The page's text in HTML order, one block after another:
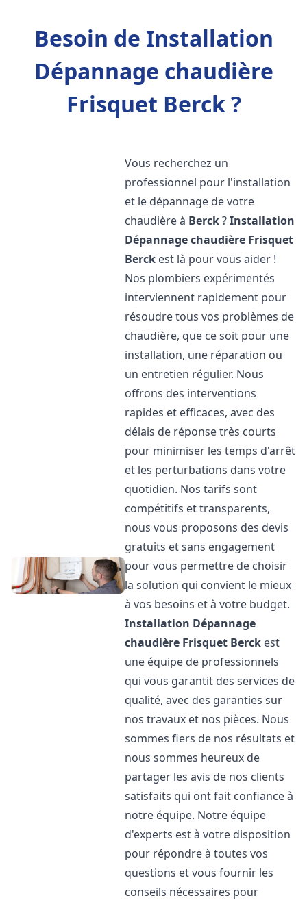
Besoin de Installation
Dépannage chaudière
Frisquet Berck ?
Vous recherchez un
professionnel pour l'installation
et le dépannage de votre
chaudière à Berck?Installation
Dépannage chaudière Frisquet
Berck est là pour vous aider !
Nos plombiers expérimentés
interviennent rapidement pour
résoudre tous vos problèmes de
chaudière, que ce soit pour une
installation, une réparation ou
un entretien régulier. Nous
offrons des interventions
rapides et efficaces, avec des
délais de réponse très courts
pour minimiser les temps d'arrêt
et les perturbations dans votre
quotidien. Nos tarifs sont
compétitifs et transparents,
nous vous proposons des devis
gratuits et sans engagement
pour vous permettre de choisir
la solution qui convient le mieux
à vos besoins et à votre budget.
Installation Dépannage
chaudière Frisquet Berck est
une équipe de professionnels
qui vous garantit des services de
qualité, avec des garanties sur
nos travaux et nos pièces. Nous
sommes fiers de nos résultats et
nous sommes heureux de
partager les avis de nos clients
satisfaits qui ont fait confiance à
notre équipe. Notre équipe
d'experts est à votre disposition
pour répondre à toutes vos
questions et vous fournir les
conseils nécessaires pour